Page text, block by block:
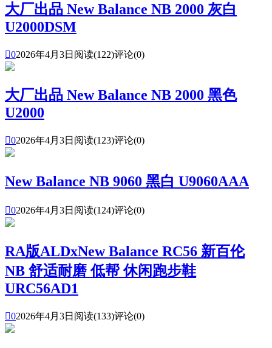
大厂出品 New Balance NB 2000 灰白
U2000DSM
02026年4月3日 阅读(122)评论(0)
大厂出品 New Balance NB 2000 黑色
U2000
02026年4月3日 阅读(123)评论(0)
New Balance NB 9060 黑白 U9060AAA
02026年4月3日 阅读(124)评论(0)
RA版ALDxNew Balance RC56 新百伦
NB 舒适耐磨 低帮 休闲跑步鞋
URC56AD1
02026年4月3日 阅读(133)评论(0)